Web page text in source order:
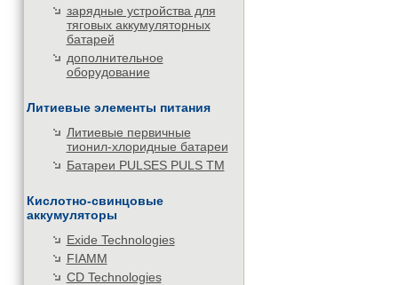
зарядные устройства для
тяговых аккумуляторных
батарей
дополнительное
оборудование
Литиевые элементы питания
Литиевые первичные
тионил-хлоридные батареи
Батареи PULSES PULS TM
Кислотно-свинцовые
аккумуляторы
Exide Technologies
FIAMM
CD Technologies